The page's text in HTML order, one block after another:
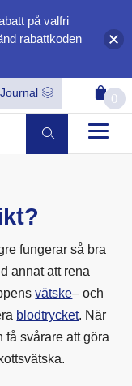
0
fungerar så bra
annat att rena
vätske– och
blodtrycket. När
få svårare att göra
på valfri
rabattkoden